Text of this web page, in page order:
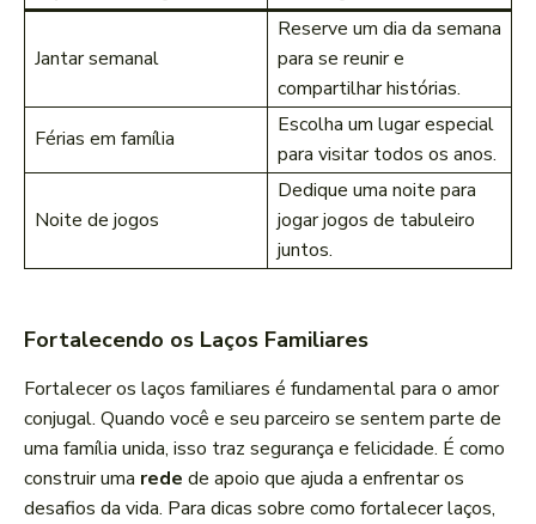
Jantar semanal
Reserve um dia da semana
para se reunir e
compartilhar histórias.
Férias em família
Escolha um lugar especial
para visitar todos os anos.
Noite de jogos
Dedique uma noite para
jogar jogos de tabuleiro
juntos.
Fortalecendo os Laços Familiares
Fortalecer os laços familiares é fundamental para o amor
conjugal. Quando você e seu parceiro se sentem parte de
uma família unida, isso traz segurança e felicidade. É como
construir uma rede de apoio que ajuda a enfrentar os
desafios da vida. Para dicas sobre como fortalecer laços,